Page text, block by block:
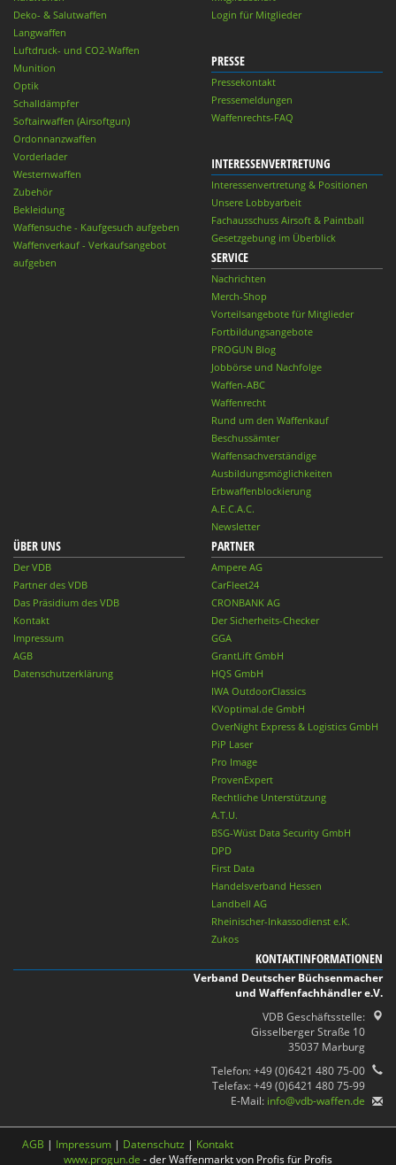
Deko- & Salutwaffen
Langwaffen
Luftdruck- und CO2-Waffen
Munition
Optik
Schalldämpfer
Softairwaffen (Airsoftgun)
Ordonnanzwaffen
Vorderlader
Westernwaffen
Zubehör
Bekleidung
Waffensuche - Kaufgesuch aufgeben
Waffenverkauf - Verkaufsangebot
aufgeben
Login für Mitglieder
PRESSE
Pressekontakt
Pressemeldungen
Waffenrechts-FAQ
INTERESSENVERTRETUNG
Interessenvertretung & Positionen
Unsere Lobbyarbeit
Fachausschuss Airsoft & Paintball
Gesetzgebung im Überblick
SERVICE
Nachrichten
Merch-Shop
Vorteilsangebote für Mitglieder
Fortbildungsangebote
PROGUN Blog
Jobbörse und Nachfolge
Waffen-ABC
Waffenrecht
Rund um den Waffenkauf
Beschussämter
Waffensachverständige
Ausbildungsmöglichkeiten
Erbwaffenblockierung
A.E.C.A.C.
Newsletter
ÜBER UNS
Der VDB
Partner des VDB
Das Präsidium des VDB
Kontakt
Impressum
AGB
Datenschutzerklärung
PARTNER
Ampere AG
CarFleet24
CRONBANK AG
Der Sicherheits-Checker
GGA
GrantLift GmbH
HQS GmbH
IWA OutdoorClassics
KVoptimal.de GmbH
OverNight Express & Logistics GmbH
PiP Laser
Pro Image
ProvenExpert
Rechtliche Unterstützung
A.T.U.
BSG-Wüst Data Security GmbH
DPD
First Data
Handelsverband Hessen
Landbell AG
Rheinischer-Inkassodienst e.K.
Zukos
KONTAKTINFORMATIONEN
Verband Deutscher Büchsenmacher
und Waffenfachhändler e.V.
VDB Geschäftsstelle:
Gisselberger Straße 10
35037 Marburg
Telefon: +49 (0)6421 480 75-00
Telefax: +49 (0)6421 480 75-99
E-Mail: info@vdb-waffen.de
AGB | Impressum | Datenschutz | Kontakt
www.progun.de - der Waffenmarkt von Profis für Profis